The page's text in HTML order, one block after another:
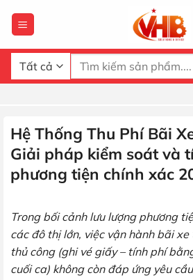
qua
dung
Tìm
kiếm:
Hệ Thống Thu Phí Bãi
Giải pháp kiểm soát và
phương tiện chính xác
Trong bối cảnh lưu lượng phương
các đô thị lớn, việc vận hành bãi
thủ công (ghi vé giấy – tính phí
cuối ca) không còn đáp ứng yêu